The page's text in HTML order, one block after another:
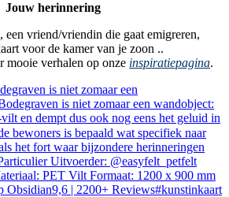
Jouw herinnering
vriend/vriendin die gaat emigreren,
voor de kamer van je zoon ..
mooie verhalen op onze inspiratiepagina.
is niet zomaar een